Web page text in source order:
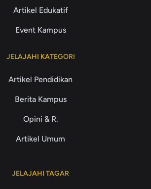
Artikel Edukatif
Event Kampus
JELAJAHI KATEGORI
Artikel Pendidikan
Berita Kampus
Opini & R.
Artikel Umum
JELAJAHI TAGAR